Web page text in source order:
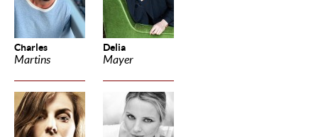
Charles
Martins
Delia
Mayer